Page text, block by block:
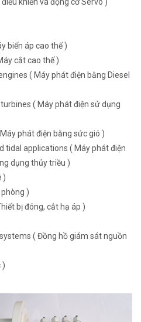
biến áp cao thế )
cắt cao thế )
( Máy phát điện bằng Diesel
( Máy phát điện sử dụng
phát điện bằng sức gió )
tidal applications ( Máy phát điện
dụng thủy triều )
)
)
bị đóng, cắt hạ áp )
( Đồng hồ giám sát nguồn
)